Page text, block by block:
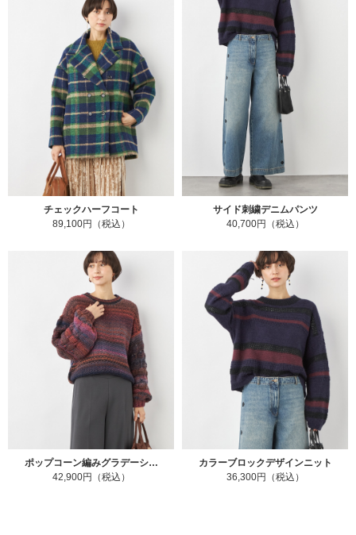
チェックハーフコート
89,100円（税込）
サイド刺繍デニムパンツ
40,700円（税込）
ポップコーン編みグラデーシ…
42,900円（税込）
カラーブロックデザインニット
36,300円（税込）